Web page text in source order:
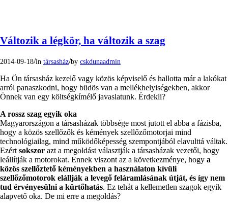
Változik a légkör, ha változik a szag
2014-09-18/in társasház/by cskdunaadmin
Ha Ön társasház kezelő vagy közös képviselő és hallotta már a lakókat
arról panaszkodni, hogy büdös van a mellékhelyiségekben, akkor
Önnek van egy költségkímélő javaslatunk. Érdekli?
A rossz szag egyik oka
Magyarországon a társasházak többsége most jutott el abba a fázisba,
hogy a közös szellőzők és kémények szellőzőmotorjai mind
technológiailag, mind működőképesség szempontjából elavulttá váltak.
Ezért sokszor azt a megoldást választják a társasházak vezetői, hogy
leállítják a motorokat. Ennek viszont az a következménye, hogy a
közös szellőztető kéményekben a használaton kívüli
szellőzőmotorok elállják a levegő feláramlásának útját, és így nem
tud érvényesülni a kürtőhatás. Ez tehát a kellemetlen szagok egyik
alapvető oka. De mi erre a megoldás?